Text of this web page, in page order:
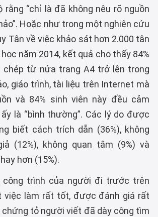
rằng “chỉ là đã không nêu rõ nguồn
Hoặc như trong một nghiên cứu
Tân về việc khảo sát hơn 2.000 tân
năm 2014, kết quả cho thấy 84%
chép từ nửa trang A4 trở lên trong
giáo trình, tài liệu trên Internet mà
và 84% sinh viên này đều cảm
là “bình thường”. Các lý do được
biết cách trích dẫn (36%), không
(12%), không quan tâm (9%) và
hơn (15%).
công trình của người đi trước trên
việc làm rất tốt, được đánh giá rất
chứng tỏ người viết đã dày công tìm